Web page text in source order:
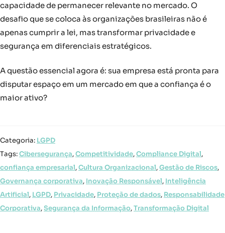
capacidade de permanecer relevante no mercado. O
desafio que se coloca às organizações brasileiras não é
apenas cumprir a lei, mas transformar privacidade e
segurança em diferenciais estratégicos.
A questão essencial agora é: sua empresa está pronta para
disputar espaço em um mercado em que a confiança é o
maior ativo?
Categoria: LGPD
Tags:Cibersegurança,Competitividade,Compliance Digital,
confiança empresarial,Cultura Organizacional,Gestão de Riscos,
Governança corporativa, Inovação Responsável, Inteligência
Artificial, LGPD, Privacidade, Proteção de dados, Responsabilidade
Corporativa,Segurança da Informação,Transformação Digital